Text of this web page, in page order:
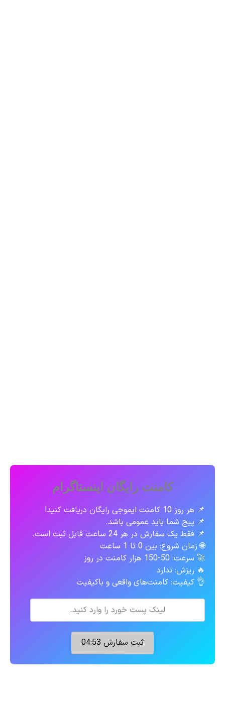
کامنت رایگان اینستاگرام
📌 هر روز 10 کامنت ایموجی رایگان دریافت کنید!
📌 پیج شما باید عمومی باشد.
📌 فقط یک سفارش در هر 24 ساعت قابل ثبت است.
🌐 زمان شروع: بین 0 تا 1 ساعت
🚀 سرعت: 50-150 هزار کامنت در روز
🔥 ریزش: ندارد
👌 کیفیت: کامنت‌های واقعی و باکیفیت
ثبت سفارش 04:52